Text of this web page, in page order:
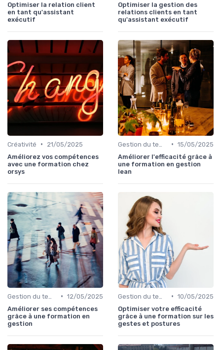
Optimiser la relation client
en tant qu'assistant
exécutif
Optimiser la gestion des
relations clients en tant
qu'assistant exécutif
Créativité •
21/05/2025
Améliorez vos compétences
avec une formation chez
orsys
• 15/05/2025
Améliorer l'efficacité grâce à
une formation en gestion
lean
• 12/05/2025
Améliorer ses compétences
grâce à une formation en
gestion
• 10/05/2025
Optimiser votre efficacité
grâce à une formation sur les
gestes et postures